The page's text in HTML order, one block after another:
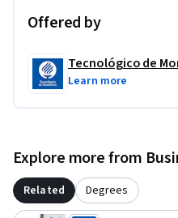
Offered by
Tecnológico de
Learn more
Explore more from
Related Degrees